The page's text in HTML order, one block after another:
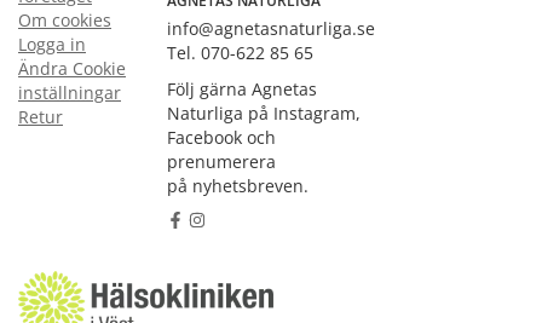
Om cookies
Logga in
Ändra Cookie
inställningar
Retur
info@agnetasnaturliga.se
Tel. 070-622 85 65
Följ gärna Agnetas
Naturliga på Instagram,
Facebook och
prenumerera
på nyhetsbreven.